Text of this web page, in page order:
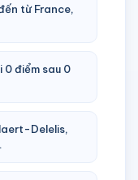
từ France,
0 điểm sau 0
Delelis,